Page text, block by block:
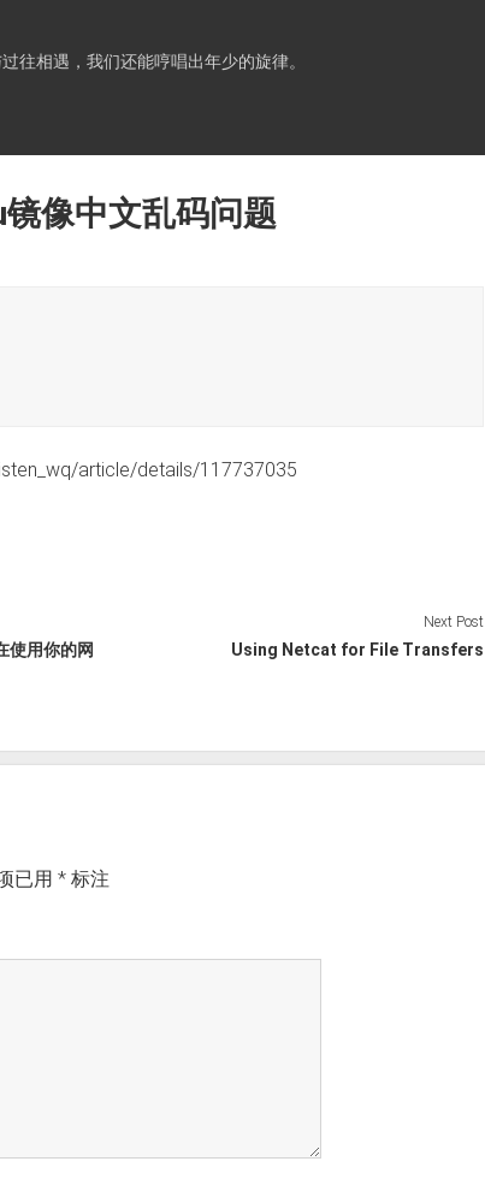
往相遇，我们还能哼唱出年少的旋律。
像中文乱码问题
article/details/117737035
使用你的网
Next Post
Using Netcat for File Transfers
已用 *标注